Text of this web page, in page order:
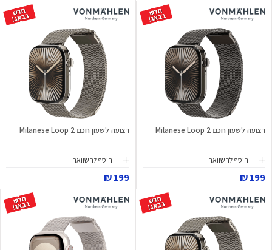
רצועה לשעון חכם Milanese Loop 2
הוסף להשוואה
199 ₪
רצועה לשעון חכם Milanese Loop 2
הוסף להשוואה
199 ₪